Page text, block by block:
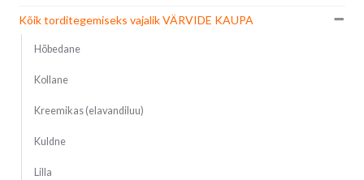
Kõik torditegemiseks vajalik VÄRVIDE KAUPA
Hõbedane
Kollane
Kreemikas (elavandiluu)
Kuldne
Lilla